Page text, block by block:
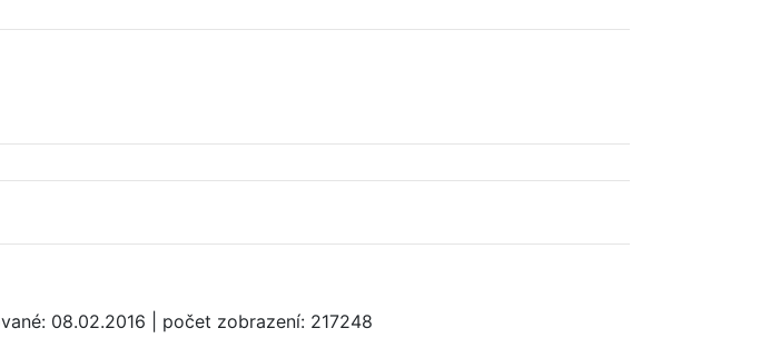
08.02.2016 | počet zobrazení: 217248